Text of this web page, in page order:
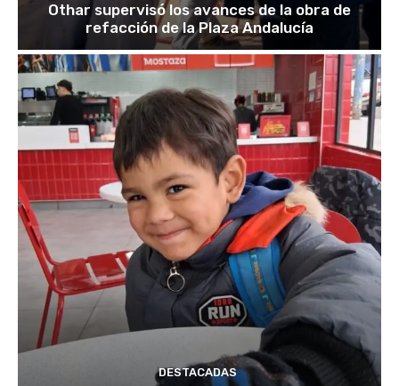
Othar supervisó los avances de la obra de
refacción de la Plaza Andalucía
DESTACADAS